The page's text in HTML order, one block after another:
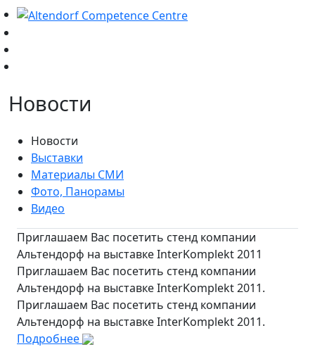
Новости
Новости
Выставки
Материалы СМИ
Фото, Панорамы
Видео
Приглашаем Вас посетить стенд компании
Альтендорф на выставке InterKomplekt 2011
Приглашаем Вас посетить стенд компании
Альтендорф на выставке InterKomplekt 2011.
Приглашаем Вас посетить стенд компании
Альтендорф на выставке InterKomplekt 2011.
Подробнее